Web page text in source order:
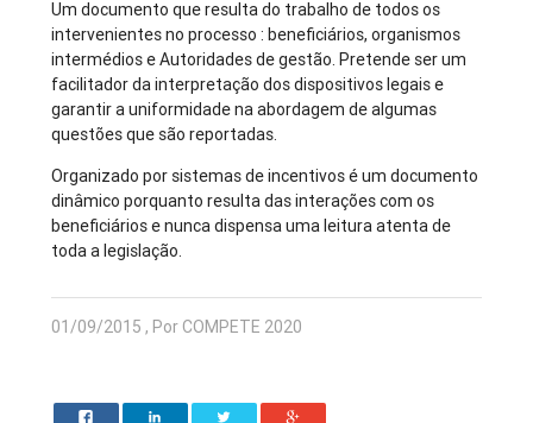
Um documento que resulta do trabalho de todos os
intervenientes no processo : beneficiários, organismos
intermédios e Autoridades de gestão. Pretende ser um
facilitador da interpretação dos dispositivos legais e
garantir a uniformidade na abordagem de algumas
questões que são reportadas.
Organizado por sistemas de incentivos é um documento
dinâmico porquanto resulta das interações com os
beneficiários e nunca dispensa uma leitura atenta de
toda a legislação.
01/09/2015 , Por COMPETE 2020